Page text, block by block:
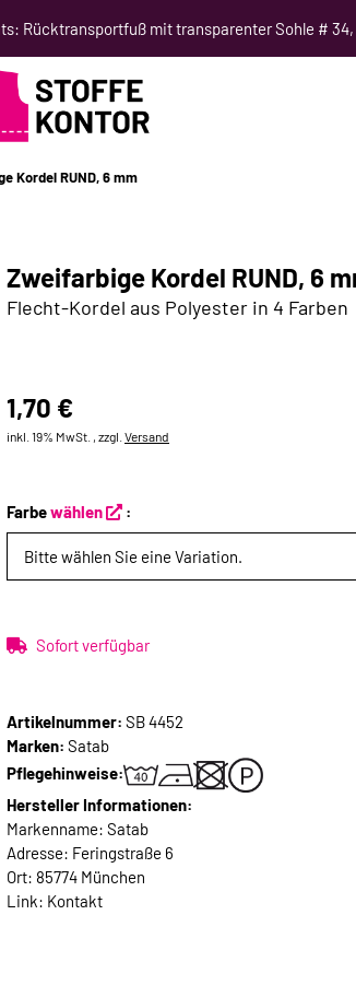
Rücktransportfuß mit transparenter Sohle # 34,
NÄHKURSE
Kordel RUND, 6 mm
Zweifarbige Kordel RUND, 6
Flecht-Kordel aus Polyester in 4 Farben
1,70 €
inkl. 19% MwSt. , zzgl. Versand
Farbewählen :
Bitte wählen Sie eine Variation.
Sofort verfügbar
Artikelnummer: SB 4452
Marken: Satab
Pflegehinweise:
Hersteller Informationen:
Markenname: Satab
Adresse: Feringstraße 6
Ort: 85774 München
Link: Kontakt